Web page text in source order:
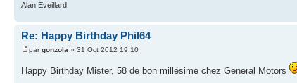
Alan Eveillard
Re: Happy Birthday Phil64
pargonzola » 31 Oct 2012 19:10
Happy Birthday Mister, 58 de bon millésime chez General Motors